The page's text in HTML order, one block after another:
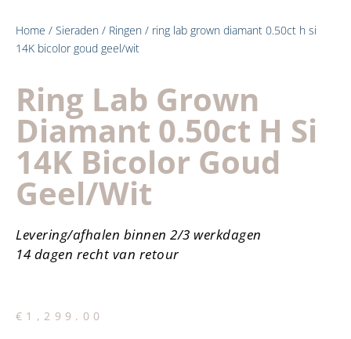
Home / Sieraden / Ringen / ring lab grown diamant 0.50ct h si
14K bicolor goud geel/wit
Ring Lab Grown
Diamant 0.50ct H Si
14K Bicolor Goud
Geel/wit
Levering/afhalen binnen 2/3 werkdagen
14 dagen recht van retour
€ 1,299.00